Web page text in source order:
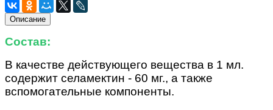
Описание
Состав:
В качестве действующего вещества в 1 мл.
содержит селамектин - 60 мг., а также
вспомогательные компоненты.